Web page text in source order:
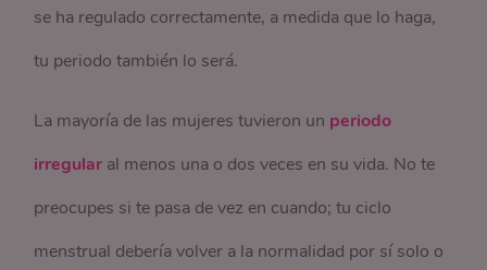
se ha regulado correctamente, a medida que lo haga,
tu periodo también lo será.
La mayoría de las mujeres tuvieron un periodo
irregular al menos una o dos veces en su vida. No te
preocupes si te pasa de vez en cuando; tu ciclo
menstrual debería volver a la normalidad por sí solo o